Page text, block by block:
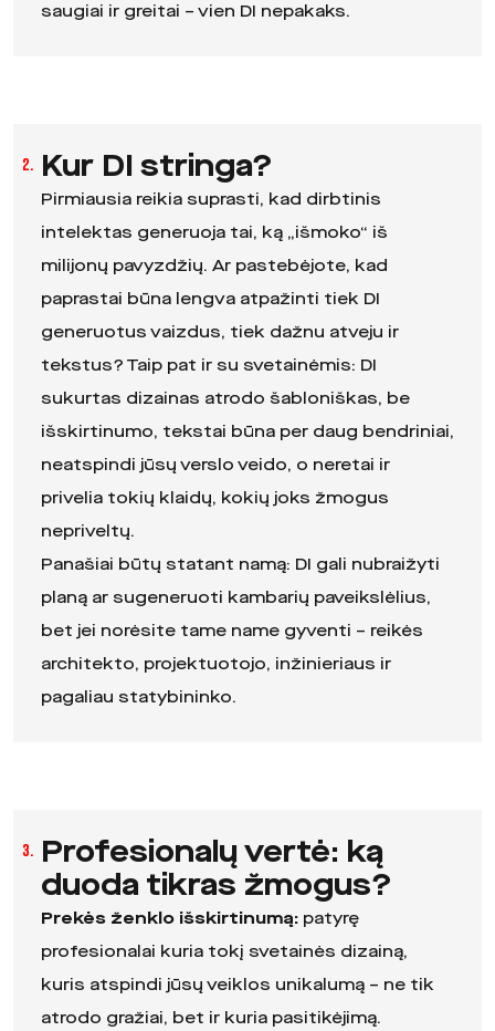
saugiai ir greitai – vien DI nepakaks.
2. Kur DI stringa?
Pirmiausia reikia suprasti, kad dirbtinis
intelektas generuoja tai, ką „išmoko“ iš
milijonų pavyzdžių. Ar pastebėjote, kad
paprastai būna lengva atpažinti tiek DI
generuotus vaizdus, tiek dažnu atveju ir
tekstus? Taip pat ir su svetainėmis: DI
sukurtas dizainas atrodo šabloniškas, be
išskirtinumo, tekstai būna per daug bendriniai,
neatspindi jūsų verslo veido, o neretai ir
privelia tokių klaidų, kokių joks žmogus
nepriveltų.
Panašiai būtų statant namą: DI gali nubraižyti
planą ar sugeneruoti kambarių paveikslėlius,
bet jei norėsite tame name gyventi – reikės
architekto, projektuotojo, inžinieriaus ir
pagaliau statybininko.
3. Profesionalų vertė: ką
duoda tikras žmogus?
Prekės ženklo išskirtinumą:patyrę
profesionalai kuria tokį svetainės dizainą,
kuris atspindi jūsų veiklos unikalumą – ne tik
atrodo gražiai, bet ir kuria pasitikėjimą.